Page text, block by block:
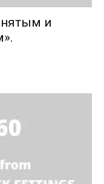
и